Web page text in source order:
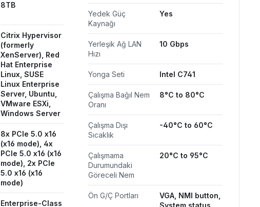
8TB
Citrix Hypervisor
(formerly
XenServer), Red
Hat Enterprise
Linux, SUSE
Linux Enterprise
Server, Ubuntu,
VMware ESXi,
Windows Server
8x PCIe 5.0 x16
(x16 mode), 4x
PCIe 5.0 x16 (x16
mode), 2x PCIe
5.0 x16 (x16
mode)
Enterprise-Class
Yedek Güç
Kaynağı
Yes
Yerleşik Ağ LAN
Hızı
10 Gbps
Yonga Seti Intel C741
Çalışma Bağıl Nem
Oranı
8°C to 80°C
Çalışma Dışı
Sıcaklık
-40°C to 60°C
Çalışmama
Durumundaki
Göreceli Nem
20°C to 95°C
Ön G/Ç Portları
VGA, NMI button,